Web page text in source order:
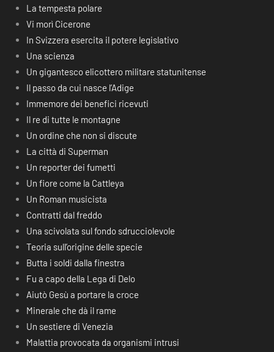
La tempesta polare
Vi morì Cicerone
In Svizzera esercita il potere legislativo
Una scienza
Un gigantesco elicottero militare statunitense
Il passo da cui nasce l’Adige
Immemore dei benefici ricevuti
Il re di tutte le montagne
Un ordine che non si discute
La città di Superman
Un reporter dei fumetti
Un fiore come la Cattleya
Un Roman musicista
Contratti dal freddo
Una scivolata sul fondo sdrucciolevole
Teoria sull’origine delle specie
Butta i soldi dalla finestra
Fu a capo della Lega di Delo
Aiutò Gesù a portare la croce
Minerale che dà il rame
Un sestiere di Venezia
Malattia provocata da organismi intrusi